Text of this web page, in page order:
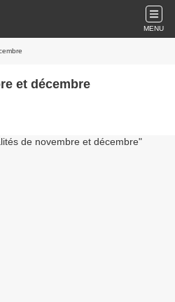
MENU
et décembre